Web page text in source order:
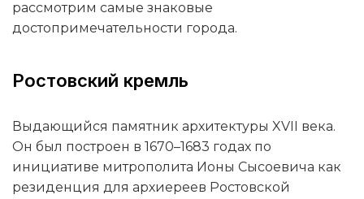
рассмотрим самые знаковые
достопримечательности города.
Ростовский кремль
Выдающийся памятник архитектуры XVII века.
Он был построен в 1670–1683 годах по
инициативе митрополита Ионы Сысоевича как
резиденция для архиереев Ростовской